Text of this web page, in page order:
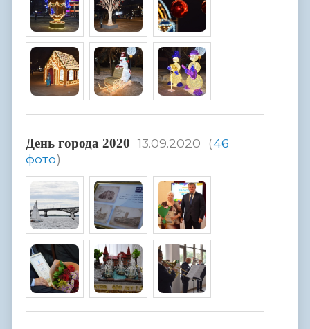
День города 2020 13.09.2020 (46
фото)